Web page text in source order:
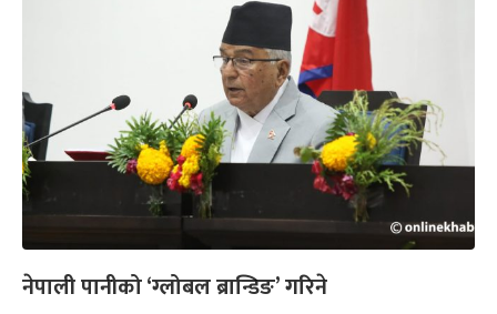
नेपाली पानीको ‘ग्लोबल ब्रान्डिङ’ गरिने